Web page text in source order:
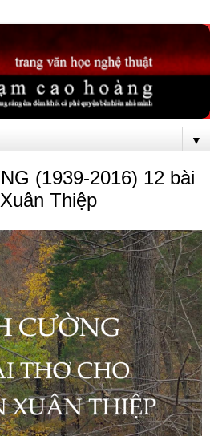
▼
(1939-2016) 12 bài
Thiệp